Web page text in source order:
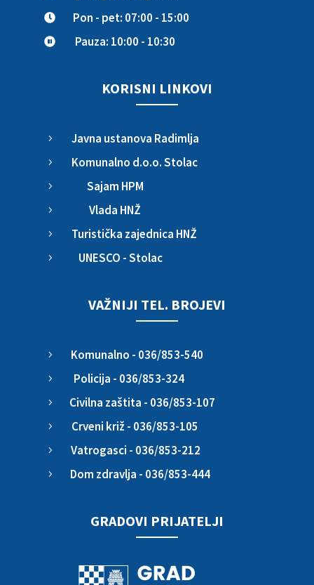
 Pon - pet: 07:00 - 15:00
 Pauza: 10:00 - 10:30
KORISNI LINKOVI
5 Javna ustanova Radimlja
5 Komunalno d.o.o. Stolac
5 Sajam HPM
5 Vlada HNŽ
5 Turistička zajednica HNŽ
5 UNESCO - Stolac
VAŽNIJI TEL. BROJEVI
5 Komunalno - 036/853-540
5 Policija - 036/853-324
5 Civilna zaštita - 036/853-107
5 Crveni križ - 036/853-105
5 Vatrogasci - 036/853-212
5 Dom zdravlja - 036/853-444
GRADOVI PRIJATELJI